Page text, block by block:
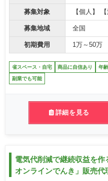
募集対象 【個人】 【
募集地域 全国
初期費用 1万～50万
省スペース・自宅 商品に自信あり 年
副業でも可能
詳細を見る
電気代削減で継続収益を作
オンラインでんき」販売代